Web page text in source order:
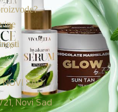
SAD
Novi Sad
›
›